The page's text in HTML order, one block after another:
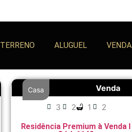
TERRENO ALUGUEL VENDA
Venda
Casa
3 2 1 2
Residência Premium à Venda l